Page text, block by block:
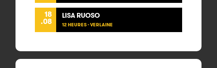
18
.08
LISA RUOSO
12 HEURES - VERLAINE